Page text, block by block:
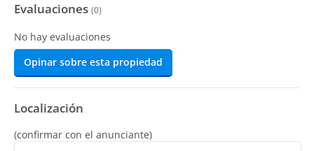
Evaluaciones (0)
No hay evaluaciones
Opinar sobre esta propiedad
Localización
(confirmar con el anunciante)